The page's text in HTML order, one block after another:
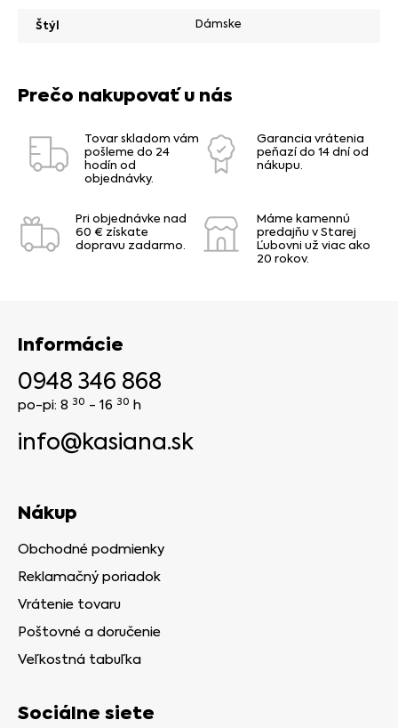
Štýl Dámske
Prečo nakupovať u nás
Tovar skladom vám
pošleme do 24
hodín od
objednávky.
Garancia vrátenia
peňazí do 14 dní od
nákupu.
Pri objednávke nad
60 € získate
dopravu zadarmo.
Máme kamennú
predajňu v Starej
Ľubovni už viac ako
20 rokov.
Informácie
0948 346 868
po-pi: 8 30 - 16 30 h
info@kasiana.sk
Nákup
Obchodné podmienky
Reklamačný poriadok
Vrátenie tovaru
Poštovné a doručenie
Veľkostná tabuľka
Sociálne siete